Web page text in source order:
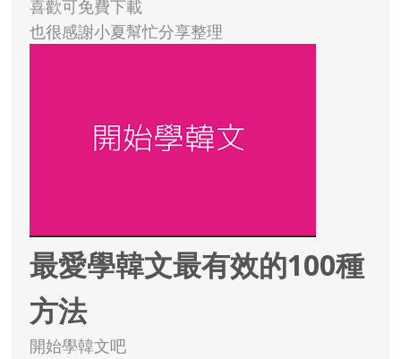
喜歡可免費下載
也很感謝小夏幫忙分享整理
最愛學韓文最有效的100種
方法
開始學韓文吧